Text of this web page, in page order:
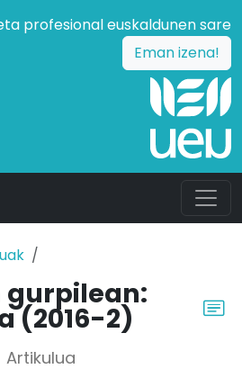
profesional euskaldunen sare
Eman izena!
gurpilean:
(2016-2)
Artikulua